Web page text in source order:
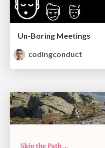
Un-Boring Meetings
codingconduct